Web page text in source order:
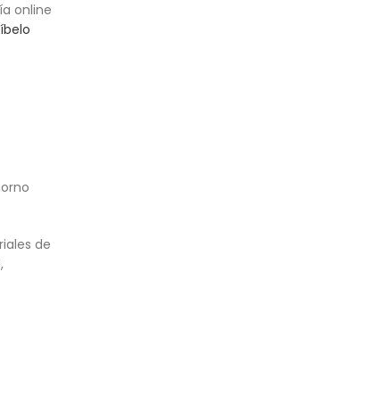
online
de